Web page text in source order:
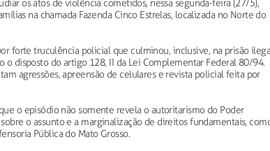
os atos de violência cometidos, nessa segunda-feira (27/5),
na chamada Fazenda Cinco Estrelas, localizada no Norte do
forte truculência policial que culminou, inclusive, na prisão
o disposto do artigo 128, II da Lei Complementar Federal 80/94.
agressões, apreensão de celulares e revista policial feita por
o episódio não somente revela o autoritarismo do Poder
o assunto e a marginalização de direitos fundamentais,
Pública do Mato Grosso.